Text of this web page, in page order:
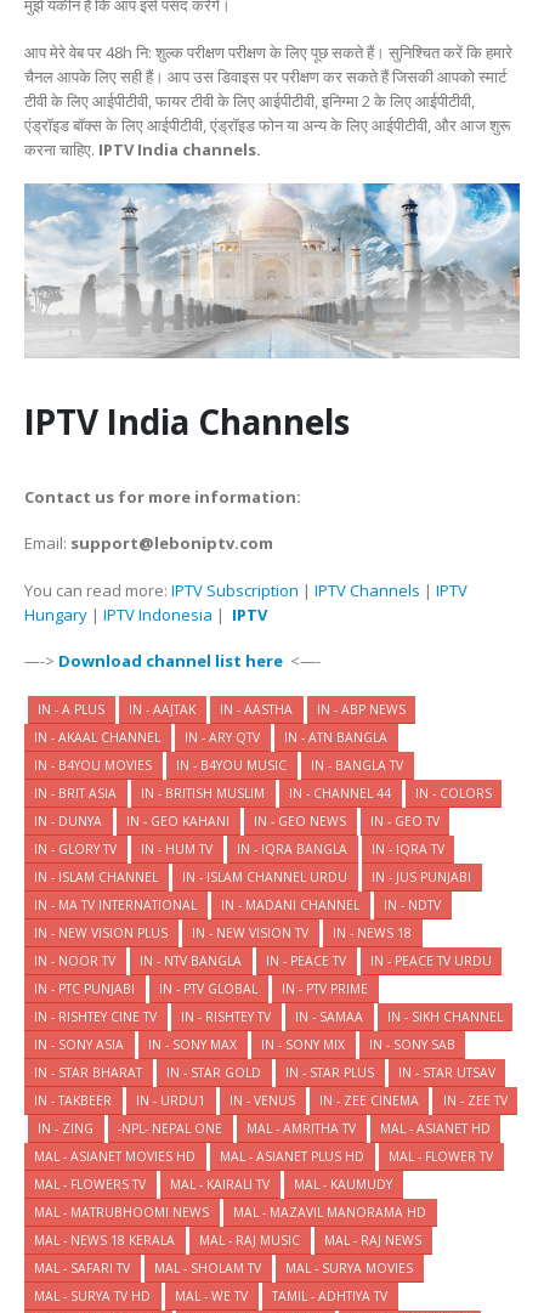
मुझे यकीन है कि आप इसे पसंद करेंगे।
आप मेरे वेब पर 48h नि: शुल्क परीक्षण परीक्षण के लिए पूछ सकते हैं। सुनिश्चित करें कि हमारे
चैनल आपके लिए सही हैं। आप उस डिवाइस पर परीक्षण कर सकते हैं जिसकी आपको स्मार्ट
टीवी के लिए आईपीटीवी, फायर टीवी के लिए आईपीटीवी, इनिग्मा 2 के लिए आईपीटीवी,
एंड्रॉइड बॉक्स के लिए आईपीटीवी, एंड्रॉइड फोन या अन्य के लिए आईपीटीवी, और आज शुरू
करना चाहिए. IPTV India channels.
IPTV India Channels
Contact us for more information:
Email: support@leboniptv.com
You can read more: IPTV Subscription | IPTV Channels | IPTV
Hungary | IPTV Indonesia | IPTV
—-> Download channel list here <—-
IN - A PLUS IN - AAJTAK IN - AASTHA
IN - ABP NEWS
IN - AKAAL CHANNEL
IN - ARY QTV
IN - ATN BANGLA
IN - B4YOU MOVIES
IN - B4YOU MUSIC
IN - BANGLA TV
IN - BRIT ASIA
IN - BRITISH MUSLIM IN - CHANNEL 44
IN - COLORS
IN - DUNYA
IN - GEO KAHANI IN - GEO NEWS
IN - GEO TV
IN - GLORY TV
IN - HUM TV IN - IQRA BANGLA
IN - IQRA TV
IN - ISLAM CHANNEL
IN - ISLAM CHANNEL URDU
IN - JUS PUNJABI
IN - MA TV INTERNATIONAL
IN - MADANI CHANNEL
IN - NDTV
IN - NEW VISION PLUS
IN - NEW VISION TV
IN - NEWS 18
IN - NOOR TV
IN - NTV BANGLA IN - PEACE TV
IN - PEACE TV URDU
IN - PTC PUNJABI
IN - PTV GLOBAL
IN - PTV PRIME
IN - RISHTEY CINE TV
IN - RISHTEY TV IN - SAMAA
IN - SIKH CHANNEL
IN - SONY ASIA
IN - SONY MAX IN - SONY MIX
IN - SONY SAB
IN - STAR BHARAT
IN - STAR GOLD IN - STAR PLUS
IN - STAR UTSAV
IN - TAKBEER
IN - URDU1 IN - VENUS IN - ZEE CINEMA
IN - ZEE TV
IN - ZING
-NPL- NEPAL ONE MAL - AMRITHA TV
MAL - ASIANET HD
MAL - ASIANET MOVIES HD
MAL - ASIANET PLUS HD
MAL - FLOWER TV
MAL - FLOWERS TV
MAL - KAIRALI TV
MAL - KAUMUDY
MAL - MATRUBHOOMI NEWS
MAL - MAZAVIL MANORAMA HD
MAL - NEWS 18 KERALA
MAL - RAJ MUSIC
MAL - RAJ NEWS
MAL - SAFARI TV
MAL - SHOLAM TV
MAL - SURYA MOVIES
MAL - SURYA TV HD
MAL - WE TV
TAMIL - ADHTIYA TV